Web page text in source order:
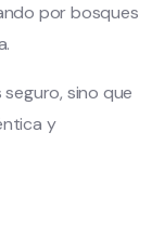
por bosques
sino que
y